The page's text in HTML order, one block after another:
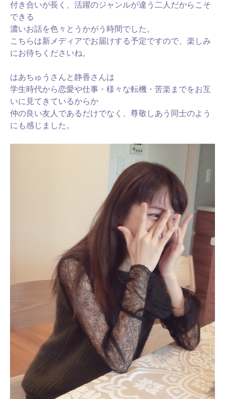
付き合いが長く、活躍のジャンルが違う二人だからこそ
できる
濃いお話を色々とうかがう時間でした。
こちらは新メディアでお届けする予定ですので、楽しみ
にお待ちくださいね。
はあちゅうさんと静香さんは
学生時代から恋愛や仕事・様々な転機・苦楽までをお互
いに見てきているからか
仲の良い友人であるだけでなく、尊敬しあう同士のよう
にも感じました。